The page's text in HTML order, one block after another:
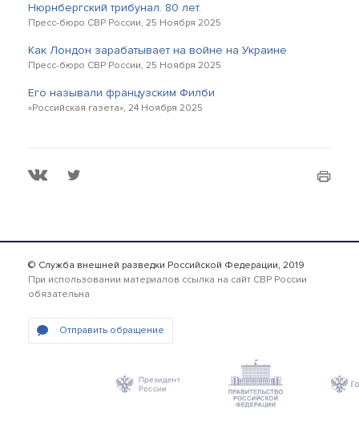
Нюрнбергский трибунал. 80 лет.
Пресс-бюро СВР России, 25 Ноября 2025
Как Лондон зарабатывает на войне на Украине
Пресс-бюро СВР России, 25 Ноября 2025
Его называли французским Филби
«Российская газета», 24 Ноября 2025
© Служба внешней разведки Российской Федерации, 2019
При использовании материалов ссылка на сайт СВР России
обязательна
Отправить обращение